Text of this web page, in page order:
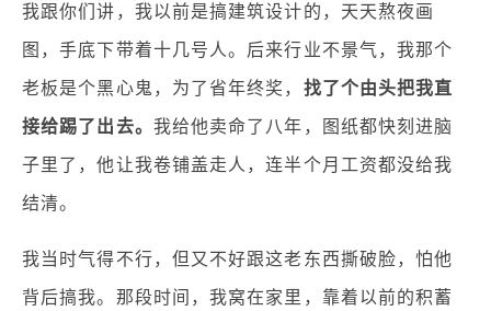
我跟你们讲，我以前是搞建筑设计的，天天熬夜画
图，手底下带着十几号人。后来行业不景气，我那个
老板是个黑心鬼，为了省年终奖， 找了个由头把我直
接给踢了出去。 我给他卖命了八年，图纸都快刻进脑
子里了，他让我卷铺盖走人，连半个月工资都没给我
结清。
我当时气得不行，但又不好跟这老东西撕破脸，怕他
背后搞我。那段时间，我窝在家里，靠着以前的积蓄